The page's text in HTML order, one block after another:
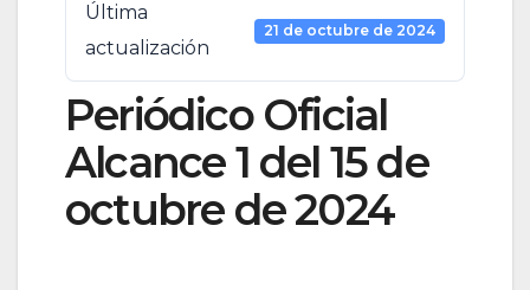
Última
actualización
21 de octubre de 2024
Periódico Oficial
Alcance 1 del 15 de
octubre de 2024